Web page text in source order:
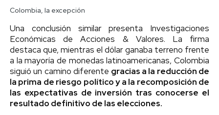
Colombia, la excepción
Una conclusión similar presenta Investigaciones
Económicas de Acciones & Valores. La firma
destaca que, mientras el dólar ganaba terreno frente
a la mayoría de monedas latinoamericanas, Colombia
siguió un camino diferente gracias a la reducción de
la prima de riesgo político y a la recomposición de
las expectativas de inversión tras conocerse el
resultado definitivo de las elecciones.